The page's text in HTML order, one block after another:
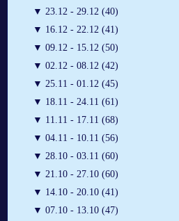
▼ 23.12 - 29.12 (40)
▼ 16.12 - 22.12 (41)
▼ 09.12 - 15.12 (50)
▼ 02.12 - 08.12 (42)
▼ 25.11 - 01.12 (45)
▼ 18.11 - 24.11 (61)
▼ 11.11 - 17.11 (68)
▼ 04.11 - 10.11 (56)
▼ 28.10 - 03.11 (60)
▼ 21.10 - 27.10 (60)
▼ 14.10 - 20.10 (41)
▼ 07.10 - 13.10 (47)